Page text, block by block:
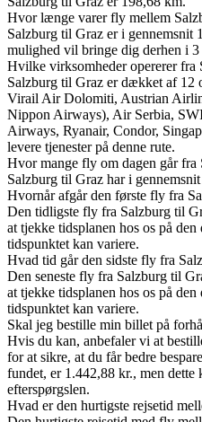
Hvor længe varer fly mellem
Salzburg til Graz er i gennemsnit
mulighed vil bringe dig derhen i
Hvilke virksomheder opererer fra
Salzburg til Graz er dækket af 12
Virail Air Dolomiti, Austrian
Nippon Airways), Air Serbia,
Airways, Ryanair, Condor,
levere tjenester på denne rute.
Hvor mange fly om dagen går fra
Salzburg til Graz har i
Hvornår afgår den første fly fra
Den tidligste fly fra Salzburg til
at tjekke tidsplanen hos os på den
tidspunktet kan variere.
Hvad tid går den sidste fly fra
Den seneste fly fra Salzburg til
at tjekke tidsplanen hos os på den
tidspunktet kan variere.
Skal jeg bestille min billet på
Hvis du kan, anbefaler vi at
for at sikre, at du får bedre
fundet, er 1.442,88 kr., men
efterspørgslen.
Hvad er den hurtigste rejsetid